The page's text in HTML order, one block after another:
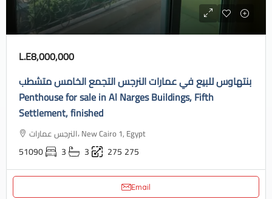
L.E8,000,000
بنتهاوس للبيع في عمارات النرجس التجمع الخامس متشطب
Penthouse for sale in Al Narges Buildings, Fifth
Settlement, finished
النرجس عمارات، New Cairo 1, Egypt
51090 3 3 275 275
Email